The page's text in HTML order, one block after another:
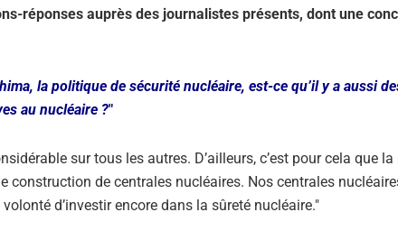
réponses auprès des journalistes présents, dont une
la politique de sécurité nucléaire, est-ce qu’il y a aussi
au nucléaire ?"
sur tous les autres. D’ailleurs, c’est pour cela que
construction de centrales nucléaires. Nos centrales
d’investir encore dans la sûreté nucléaire."